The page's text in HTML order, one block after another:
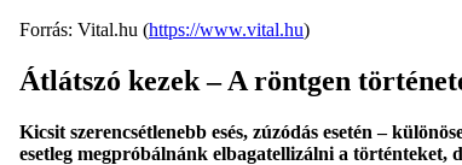
Forrás: Vital.hu (https://www.vital.hu)
Átlátszó kezek – A röntgen
Kicsit szerencsétlenebb esés, zúzódás esetén –
esetleg megpróbálnánk elbagatellizálni a történteket,